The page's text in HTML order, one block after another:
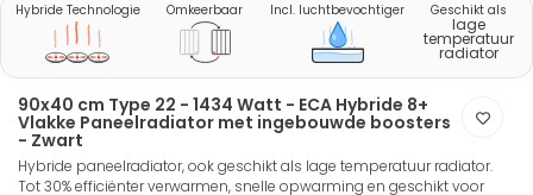
Hybride Technologie Omkeerbaar Incl. luchtbevochtiger Geschikt als
lage
temperatuur
radiator
90x40 cm Type 22 - 1434 Watt - ECA Hybride 8+
Vlakke Paneelradiator met ingebouwde boosters
- Zwart
Hybride paneelradiator, ook geschikt als lage temperatuur radiator.
Tot 30% efficiënter verwarmen, snelle opwarming en geschikt voor